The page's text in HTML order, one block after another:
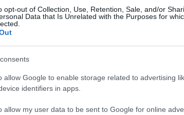
opt-out of Collection, Use, Retention, Sale, and/or
Data that Is Unrelated with the Purposes for
allow Google to enable storage related to advertising
identifiers in apps.
allow my user data to be sent to Google for online
receptje:
hogy a pasteles hagyományos
tamaléban található kukorica helyett
készült pikadillóval, majd